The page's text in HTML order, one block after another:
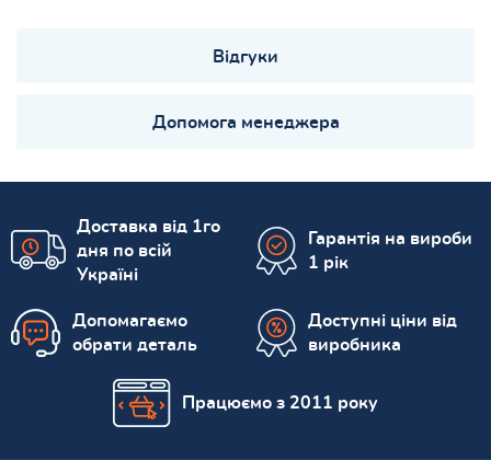
Відгуки
Допомога менеджера
Доставка від 1го
дня по всій
Україні
Гарантія на вироби
1 рік
Допомагаємо
обрати деталь
Доступні ціни від
виробника
Працюємо з 2011 року